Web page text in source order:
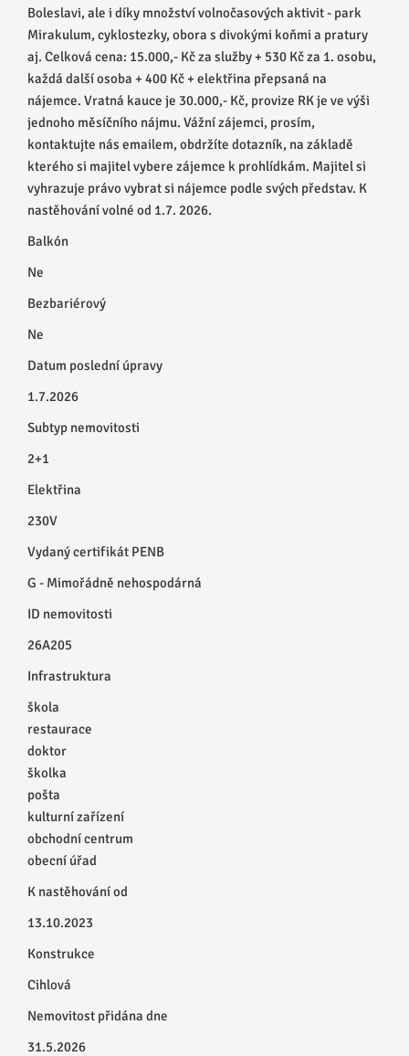
Boleslavi, ale i díky množství volnočasových aktivit - park
Mirakulum, cyklostezky, obora s divokými koňmi a pratury
aj. Celková cena: 15.000,- Kč za služby + 530 Kč za 1. osobu,
každá další osoba + 400 Kč + elektřina přepsaná na
nájemce. Vratná kauce je 30.000,- Kč, provize RK je ve výši
jednoho měsíčního nájmu. Vážní zájemci, prosím,
kontaktujte nás emailem, obdržíte dotazník, na základě
kterého si majitel vybere zájemce k prohlídkám. Majitel si
vyhrazuje právo vybrat si nájemce podle svých představ. K
nastěhování volné od 1.7. 2026.
Balkón
Ne
Bezbariérový
Ne
Datum poslední úpravy
1.7.2026
Subtyp nemovitosti
2+1
Elektřina
230V
Vydaný certifikát PENB
G - Mimořádně nehospodárná
ID nemovitosti
26A205
Infrastruktura
škola
restaurace
doktor
školka
pošta
kulturní zařízení
obchodní centrum
obecní úřad
K nastěhování od
13.10.2023
Konstrukce
Cihlová
Nemovitost přidána dne
31.5.2026